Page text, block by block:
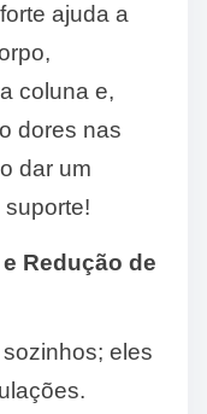
ajuda a
coluna e,
dores nas
dar um
Redução de
eles